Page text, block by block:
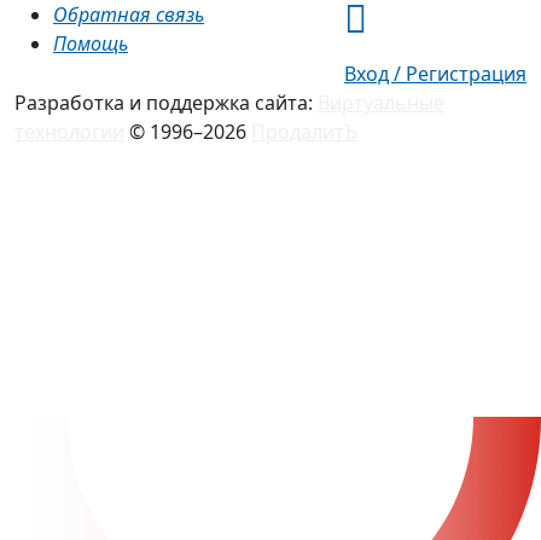
Обратная связь
Помощь
Вход / Регистрация
Разработка и поддержка сайта:
© 1996–2026